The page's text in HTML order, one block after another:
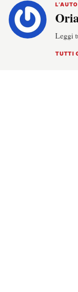
Leggi
TUTTI